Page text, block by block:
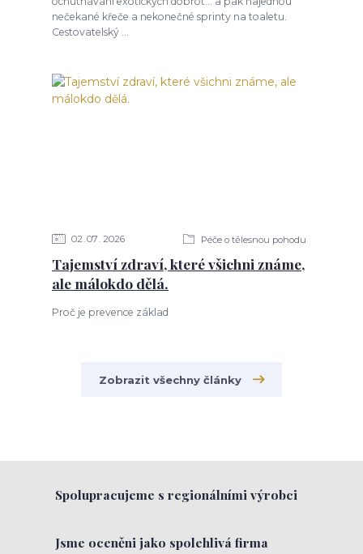
nečekané křeče a nekonečné sprinty na toaletu.
Cestovatelský ...
02 07 2026 Péče o tělesnou pohodu
Tajemství zdraví, které všichni známe,
ale málokdo dělá.
Proč je prevence základ
Zobrazit všechny články
Spolupracujeme s regionálními výrobci
Jsme oceněni jako spolehlivá firma